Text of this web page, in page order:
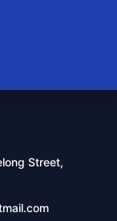
Street,